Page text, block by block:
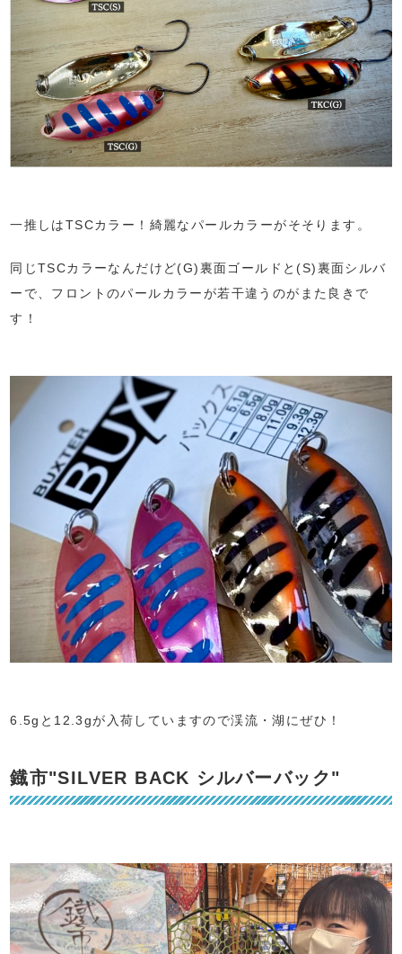
一推しはTSCカラー！綺麗なパールカラーがそそります。
同じTSCカラーなんだけど(G)裏面ゴールドと(S)裏面シルバ
ーで、フロントのパールカラーが若干違うのがまた良きで
す！
6.5gと12.3gが入荷していますので渓流・湖にぜひ！
鐡市"SILVER BACK シルバーバック"